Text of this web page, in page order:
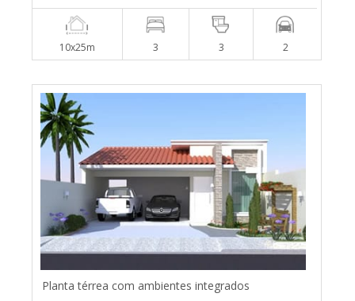
10x25m 3 3 2
Planta térrea com ambientes integrados